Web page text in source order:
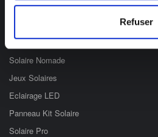
Refuser
Eclairage Solaire
Fontaines & Jardin Solaire
Solaire Nomade
Jeux Solaires
Eclairage LED
Panneau Kit Solaire
Solaire Pro